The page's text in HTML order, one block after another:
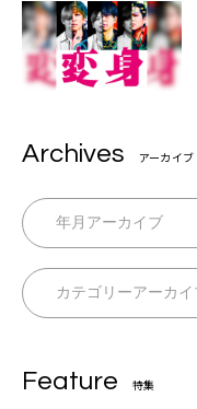
Archives アーカイブ
Feature 特集